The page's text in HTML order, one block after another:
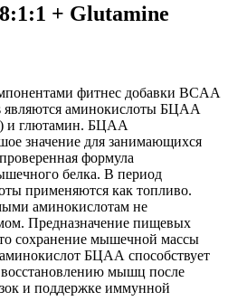
+ Glutamine
фитнес добавки BCAA
являются аминокислоты БЦАА
и глютамин. БЦАА
значение для занимающихся
формула
белка. В период
применяются как топливо.
аминокислотам не
Предназначение пищевых
сохранение мышечной массы
БЦАА способствует
мышц после
и поддержке иммунной